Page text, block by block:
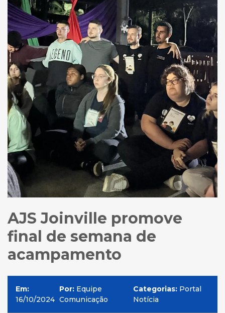
AJS Joinville promove
final de semana de
acampamento
Em:
16/10/2024
Por: Equipe
Comunicação
Categorias: Portal
Notícia